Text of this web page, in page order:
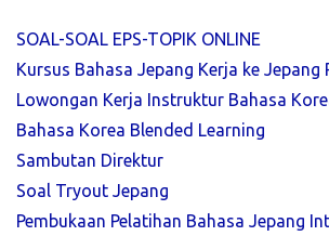
SOAL-SOAL EPS-TOPIK ONLINE
Kursus Bahasa Jepang Kerja ke Jepang
Lowongan Kerja Instruktur Bahasa
Bahasa Korea Blended Learning
Sambutan Direktur
Soal Tryout Jepang
Pembukaan Pelatihan Bahasa Jepang